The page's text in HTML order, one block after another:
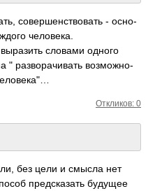
сове­ршен­ство­вать - осно­
чело­века.
словами одного
" разв­орач­ивать возм­ожно­
Откликов: 0
без цели и смысла нет
пред­сказ­ать будущее